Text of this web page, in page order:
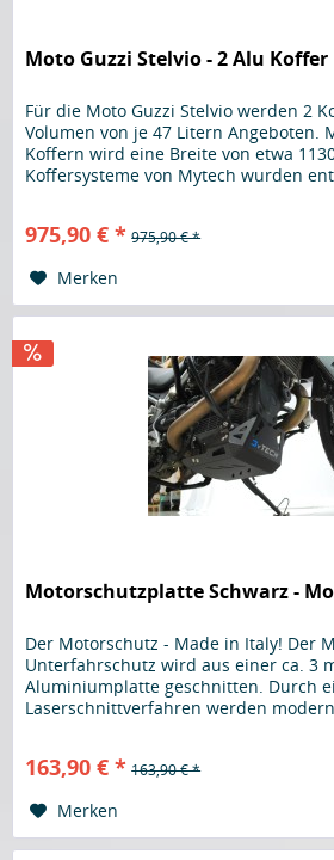
Moto Guzzi Stelvio - 2 Alu
Für die Moto Guzzi Stelvio werden 2
Volumen von je 47 Litern Angeboten.
Koffern wird eine Breite von etwa
Koffersysteme von Mytech wurden
erhöhtem Wiederstand im Falle eines
975,90 € * 975,90 € *
Merken
Motorschutzplatte Schwarz -
Der Motorschutz - Made in Italy! Der
Unterfahrschutz wird aus einer ca. 3
Aluminiumplatte geschnitten. Durch
Laserschnittverfahren werden
Anschließend wird dieses Stück
163,90 € * 163,90 € *
Merken